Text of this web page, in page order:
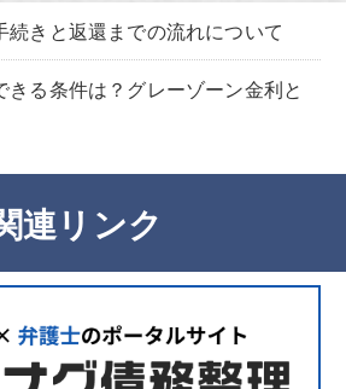
続きと返還までの流れについて
きる条件は？グレーゾーン金利と
連リンク